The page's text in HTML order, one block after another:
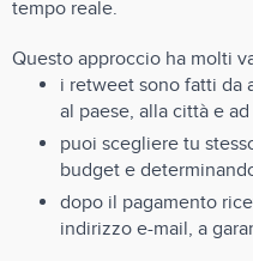
tempo reale.
Questo approccio ha molti
i retweet sono fatti da
al paese, alla città e
puoi scegliere tu
budget e
dopo il pagamento
indirizzo e-mail, a